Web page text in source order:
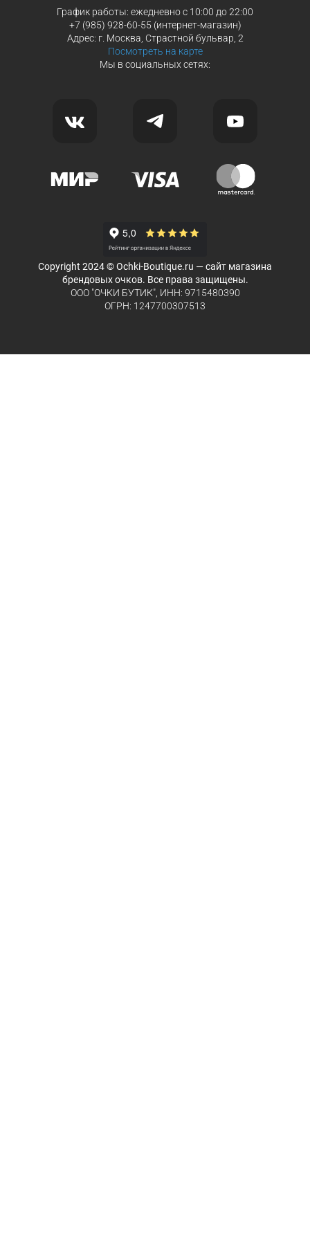
График работы: ежедневно с 10:00 до 22:00
+7 (985) 928-60-55 (интернет-магазин)
Адрес: г. Москва, Страстной бульвар, 2
Посмотреть на карте
Мы в социальных сетях:
Copyright 2024 © Ochki-Boutique.ru — сайт магазина
брендовых очков. Все права защищены.
ООО "ОЧКИ БУТИК", ИНН: 9715480390
ОГРН: 1247700307513